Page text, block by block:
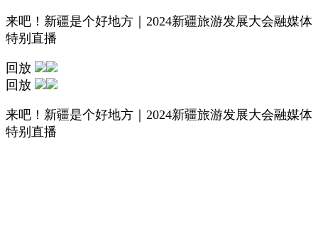
来吧！新疆是个好地方｜2024新疆旅游发展大会融媒体
特别直播
回放
回放
来吧！新疆是个好地方｜2024新疆旅游发展大会融媒体
特别直播